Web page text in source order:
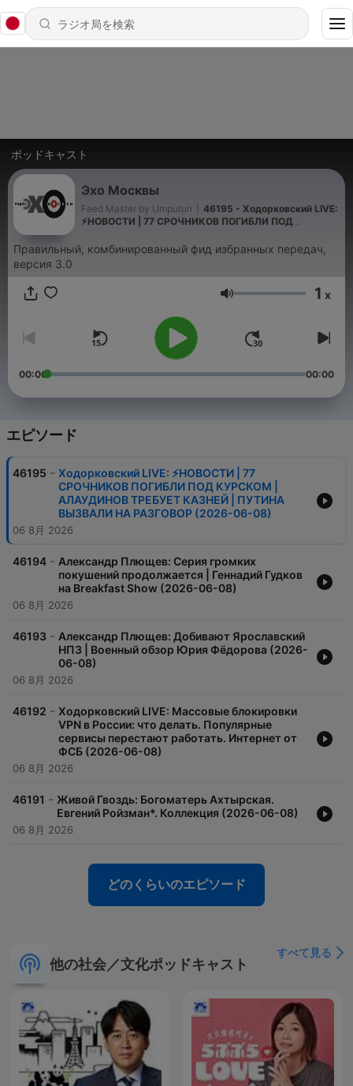
ポッドキャスト
Эхо Москвы
Feed Master by Umputun
46195 - Ходорковский LIVE:
⚡️НОВОСТИ | 77 СРОЧНИКОВ ПОГИБЛИ ПОД
ВЫЗВАЛИ НА РАЗГОВОР (2026-06-08)
Правильный, комбинированный фид избранных передач,
версия 3.0
音量 1 x
00:00 00:00
エピソード
46195 - Ходорковский LIVE: ⚡️НОВОСТИ | 77
СРОЧНИКОВ ПОГИБЛИ ПОД КУРСКОМ |
АЛАУДИНОВ ТРЕБУЕТ КАЗНЕЙ | ПУТИНА
ВЫЗВАЛИ НА РАЗГОВОР (2026-06-08)
06 8月 2026
46194 - Александр Плющев: Серия громких
покушений продолжается | Геннадий Гудков
на Breakfast Show (2026-06-08)
06 8月 2026
46193 - Александр Плющев: Добивают Ярославский
НПЗ | Военный обзор Юрия Фёдорова (2026-
06-08)
06 8月 2026
46192 - Ходорковский LIVE: Массовые блокировки
VPN в России: что делать. Популярные
сервисы перестают работать. Интернет от
ФСБ (2026-06-08)
06 8月 2026
46191 - Живой Гвоздь: Богоматерь Ахтырская.
Евгений Ройзман*. Коллекция (2026-06-08)
06 8月 2026
どのくらいのエピソード
他の社会／文化ポッドキャスト
すべて見る